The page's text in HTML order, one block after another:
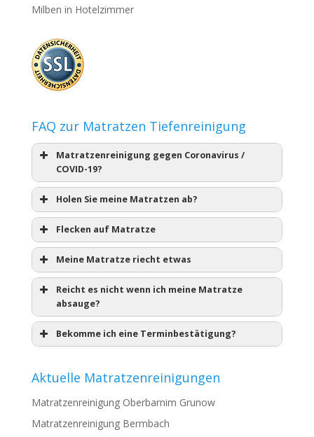
Milben in Hotelzimmer
FAQ zur Matratzen Tiefenreinigung
Matratzenreinigung gegen Coronavirus /
COVID-19?
Holen Sie meine Matratzen ab?
Flecken auf Matratze
Meine Matratze riecht etwas
Reicht es nicht wenn ich meine Matratze
absauge?
Bekomme ich eine Terminbestätigung?
Aktuelle Matratzenreinigungen
Matratzenreinigung Oberbarnim Grunow
Matratzenreinigung Bermbach